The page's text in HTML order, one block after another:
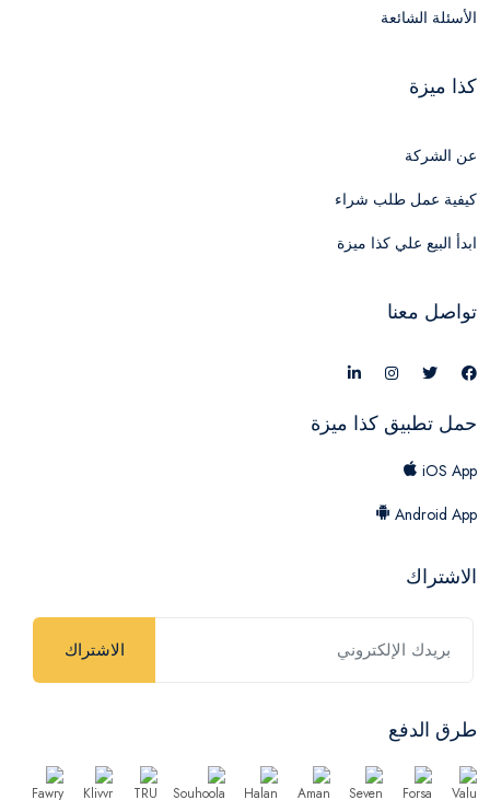
الأسئلة الشائعة
كذا ميزة
عن الشركة
كيفية عمل طلب شراء
ابدأ البيع علي كذا ميزة
تواصل معنا
حمل تطبيق كذا ميزة
iOS App
Android App
الاشتراك
الاشتراك
طرق الدفع